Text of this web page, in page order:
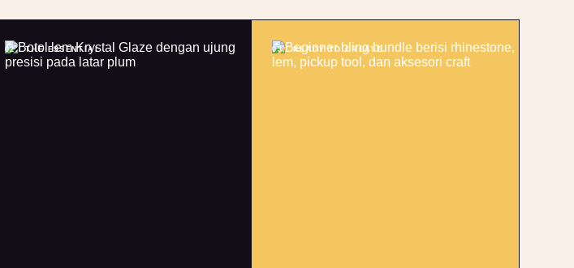
02 / THE ESSENTIAL 03 / READY TO CREATE